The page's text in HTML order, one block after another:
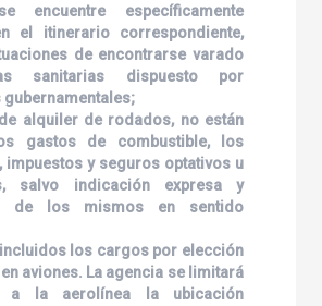
encuentre específicamente
el itinerario correspondiente,
de encontrarse varado
sanitarias dispuesto por
alquiler de rodados, no están
gastos de combustible, los
impuestos y seguros optativos u
salvo indicación expresa y
de los mismos en sentido
los cargos por elección
aviones. La agencia se limitará
a la aerolínea la ubicación